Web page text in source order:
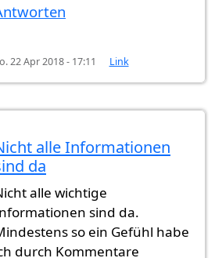
22 Apr 2018 - 17:11 Link
alle Informationen
da
alle wichtige
sind da.
so ein Gefühl habe
durch Kommentare